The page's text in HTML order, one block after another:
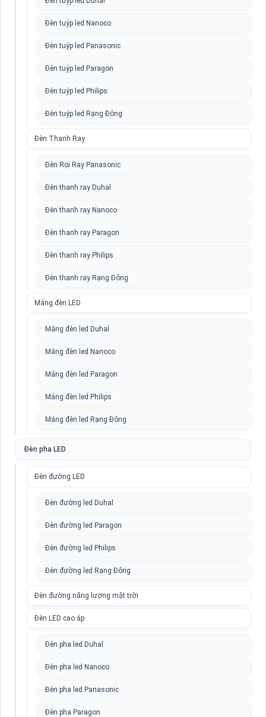
Đèn tuýp led Nanoco
Đèn tuýp led Panasonic
Đèn tuýp led Paragon
Đèn tuýp led Philips
Đèn tuýp led Rạng Đông
Đèn Thanh Ray
Đèn Rọi Ray Panasonic
Đèn thanh ray Duhal
Đèn thanh ray Nanoco
Đèn thanh ray Paragon
Đèn thanh ray Philips
Đèn thanh ray Rạng Đông
Máng đèn LED
Máng đèn led Duhal
Máng đèn led Nanoco
Máng đèn led Paragon
Máng đèn led Philips
Máng đèn led Rạng Đông
Đèn pha LED
Đèn đường LED
Đèn đường led Duhal
Đèn đường led Paragon
Đèn đường led Philips
Đèn đường led Rạng Đông
Đèn đường năng lượng mặt trời
Đèn LED cao áp
Đèn pha led Duhal
Đèn pha led Nanoco
Đèn pha led Panasonic
Đèn pha Paragon